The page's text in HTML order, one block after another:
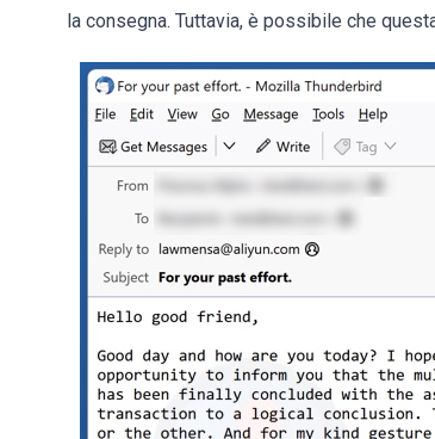
la consegna. Tuttavia, è possibile che